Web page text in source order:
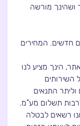
ושהינך מורשה
חדשים. המחירים
הינך מציע לנו
השירותים
התנאים
תשלום מע"מ.
רשאים לבטלה